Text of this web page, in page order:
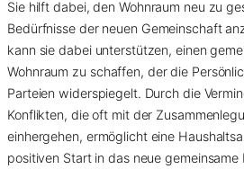
Sie hilft dabei, den Wohnraum neu zu
Bedürfnisse der neuen Gemeinschaft
kann sie dabei unterstützen, einen
Wohnraum zu schaffen, der die
Parteien widerspiegelt. Durch die
Konflikten, die oft mit der
einhergehen, ermöglicht eine
positiven Start in das neue gemeinsame